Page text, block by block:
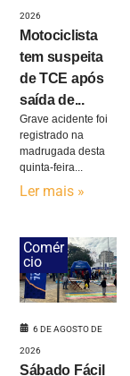
2026
Motociclista
tem suspeita
de TCE após
saída de...
Grave acidente foi
registrado na
madrugada desta
quinta-feira...
Ler mais »
Comér
cio
6 DE AGOSTO DE
2026
Sábado Fácil